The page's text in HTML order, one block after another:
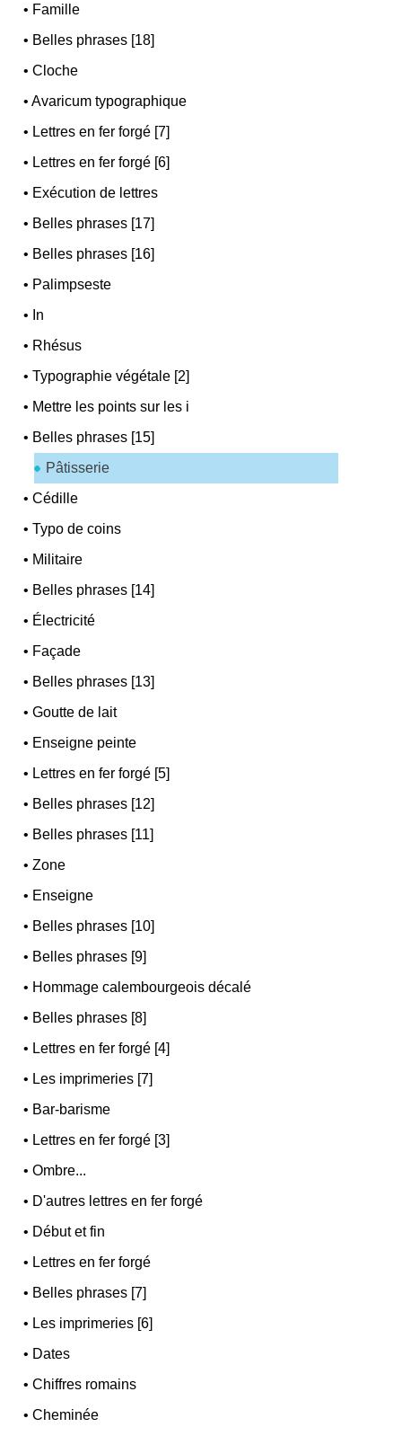
• Famille
• Belles phrases [18]
•Cloche
•Avaricum typographique
• Lettres en fer forgé [7]
• Lettres en fer forgé [6]
• Exécution de lettres
• Belles phrases [17]
• Belles phrases [16]
• Palimpseste
• In
• Rhésus
•Typographie végétale [2]
• Mettre les points sur les i
• Belles phrases [15]
Pâtisserie
•Cédille
•Typo de coins
• Militaire
• Belles phrases [14]
• Électricité
• Façade
• Belles phrases [13]
•Goutte de lait
• Enseigne peinte
• Lettres en fer forgé [5]
• Belles phrases [12]
• Belles phrases [11]
•Zone
• Enseigne
• Belles phrases [10]
• Belles phrases [9]
• Hommage calembourgeois décalé
• Belles phrases [8]
• Lettres en fer forgé [4]
• Les imprimeries [7]
• Bar-barisme
• Lettres en fer forgé [3]
•Ombre...
• D'autres lettres en fer forgé
• Début et fin
• Lettres en fer forgé
• Belles phrases [7]
• Les imprimeries [6]
• Dates
•Chiffres romains
•Cheminée